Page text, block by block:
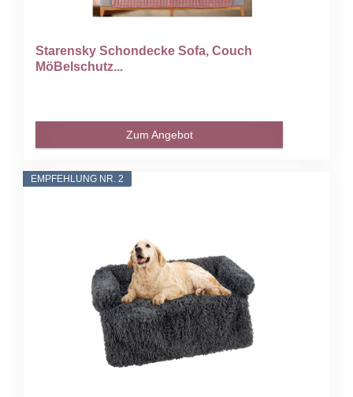
Starensky Schondecke Sofa, Couch
MöBelschutz...
Zum Angebot
EMPFEHLUNG NR. 2